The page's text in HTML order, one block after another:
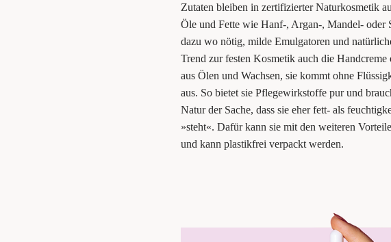
Zuta­ten blei­ben in zer­ti­fi­zier­ter Natur­kos­me­tik
Öle und Fet­te wie Hanf‑, Argan‑, Man­del- oder
dazu wo nötig, mil­de Emul­ga­to­ren und
Trend zur fes­ten Kos­me­tik auch die
aus Ölen und Wach­sen, sie kommt ohne
aus. So bie­tet sie Pfle­ge­wirk­stof­fe pur und
Natur der Sache, dass sie eher fett- als
»steht«. Dafür kann sie mit den wei­te­ren
und kann plas­tik­frei ver­packt werden.